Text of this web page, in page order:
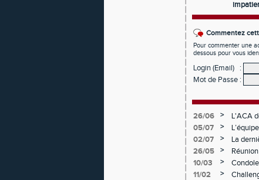
Commentez
Pour commenter une
dessous pour vous
Login (Email)
:
Mot de Passe :
26/06 >
L'ACA
05/07
>
02/07 >
La
26/05
>
10/03
>
11/02
>